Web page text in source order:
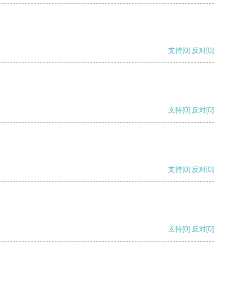
支持[0] 反对[0]
支持[0] 反对[0]
支持[0] 反对[0]
支持[0] 反对[0]